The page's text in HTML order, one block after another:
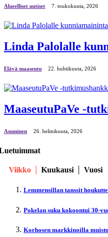
Alueelliset uutiset 7. toukokuuta, 2026
Linda Palolalle
Elävä maaseutu 22. huhtikuuta, 2026
MaaseutuPaVe -
Asuminen 26. helmikuuta, 2026
Viikko Kuukausi Vuosi
Lemmensillan tanssit
Pokelan suku kokoontui 30-
Korhosen markkinoilla